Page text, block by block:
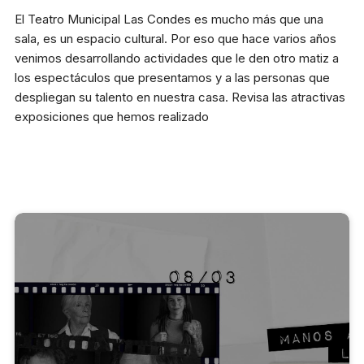
Preguntas frecuentes
Presenta tu proyecto
Prepara tu experiencia
Sábado y domingo:11:00 a 16:00 h
Dirección
Av. Apoquindo 3300 Las
El Teatro Municipal Las Condes es mucho más que una
sala, es un espacio cultural. Por eso que hace varios años
venimos desarrollando actividades que le den otro matiz a
los espectáculos que presentamos y a las personas que
despliegan su talento en nuestra casa. Revisa las atractivas
exposiciones que hemos realizado